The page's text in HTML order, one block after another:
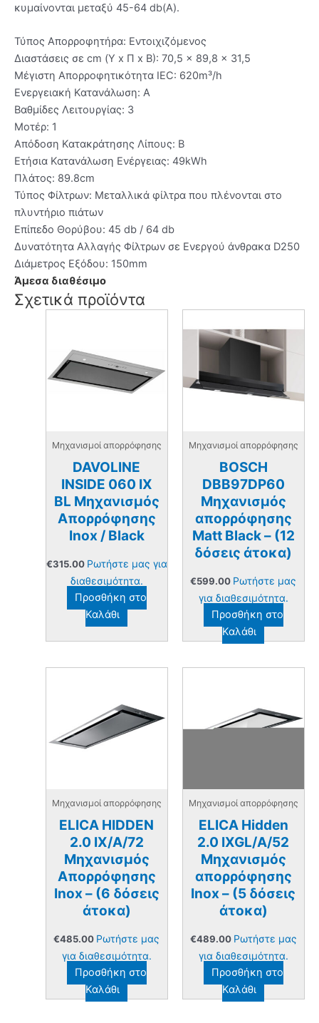
κυμαίνονται μεταξύ 45-64 db(A).
Τύπος Απορροφητήρα: Εντοιχιζόμενος
Διαστάσεις σε cm (Υ x Π x Β): 70,5 x 89,8 x 31,5
Μέγιστη Απορροφητικότητα IEC: 620m³/h
Ενεργειακή Κατανάλωση: A
Βαθμίδες Λειτουργίας: 3
Μοτέρ: 1
Απόδοση Κατακράτησης Λίπους: B
Ετήσια Κατανάλωση Ενέργειας: 49kWh
Πλάτος: 89.8cm
Τύπος Φίλτρων: Μεταλλικά φίλτρα που πλένονται στο
πλυντήριο πιάτων
Επίπεδο Θορύβου: 45 db / 64 db
Δυνατότητα Αλλαγής Φίλτρων σε Ενεργού άνθρακα D250
Διάμετρος Εξόδου: 150mm
Άμεσα διαθέσιμο
Σχετικά προϊόντα
Μηχανισμοί απορρόφησης
DAVOLINE
INSIDE 060 IX
BL Μηχανισμός
Απορρόφησης
Inox / Black
€315.00 Ρωτήστε μας για
διαθεσιμότητα.
Προσθήκη στο
Καλάθι
Μηχανισμοί απορρόφησης
BOSCH
DBB97DP60
Μηχανισμός
απορρόφησης
Matt Black – (12
δόσεις άτοκα)
€599.00 Ρωτήστε μας
για διαθεσιμότητα.
Προσθήκη στο
Καλάθι
Μηχανισμοί απορρόφησης
ELICA HIDDEN
2.0 IX/A/72
Μηχανισμός
Απορρόφησης
Inox – (6 δόσεις
άτοκα)
€485.00 Ρωτήστε μας
για διαθεσιμότητα.
Προσθήκη στο
Καλάθι
Μηχανισμοί απορρόφησης
ELICA Hidden
2.0 IXGL/A/52
Μηχανισμός
απορρόφησης
Inox – (5 δόσεις
άτοκα)
€489.00 Ρωτήστε μας
για διαθεσιμότητα.
Προσθήκη στο
Καλάθι